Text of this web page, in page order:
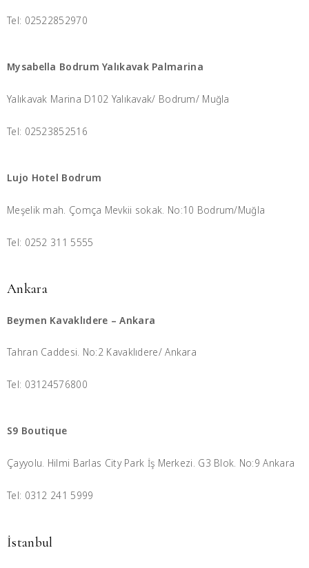
Tel: 02522852970
Mysabella Bodrum Yalıkavak Palmarina
Yalıkavak Marina D102 Yalıkavak/ Bodrum/ Muğla
Tel: 02523852516
Lujo Hotel Bodrum
Meşelik mah. Çomça Mevkii sokak. No:10 Bodrum/Muğla
Tel: 0252 311 5555
Ankara
Beymen Kavaklıdere – Ankara
Tahran Caddesi. No:2 Kavaklıdere/ Ankara
Tel: 03124576800
S9 Boutique
Çayyolu. Hilmi Barlas City Park İş Merkezi. G3 Blok. No:9 Ankara
Tel: 0312 241 5999
İstanbul